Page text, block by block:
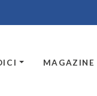
MAGAZINE